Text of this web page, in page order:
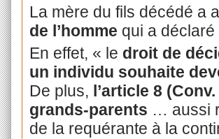
La mère du fils décédé a
de l’homme qui a
En effet, « le droit de
un individu souhaite
De plus, l’article 8
grands-parents … aussi
de la requérante à la